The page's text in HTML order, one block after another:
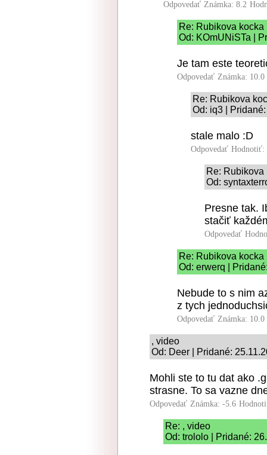
Odpovedať Známka: 8.2
Re: Rubikova kocka
Od: KOmUNiSTa |
Je tam este
Odpovedať Známka: 10.0
Re: Rubikova
Od: iq3 |
stale malo :D
Odpovedať Hodnotiť:
Re: Rubikova
Od:
Presne tak.
stačiť
Odpovedať
Re: Rubikova kocka
Od: erwerq |
Nebude to s nim
z tych
Odpovedať Známka: 10.0
, video
Od: Deer | Pridané:
Mohli ste to tu dat ako
strasne. To sa vazne
Odpovedať Známka: -5.6
Re: , video
Od: trololo | Pridané: